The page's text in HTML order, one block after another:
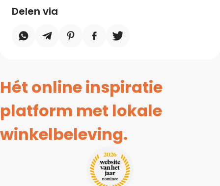
Delen via
Hét online inspiratie
platform met lokale
winkelbeleving.